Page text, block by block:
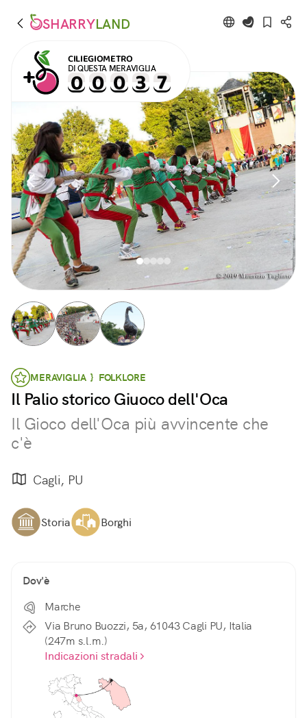
SHARRYLAND
CILIEGIOMETRO
DI QUESTA MERAVIGLIA
MERAVIGLIA } FOLKLORE
Il Palio storico Giuoco dell'Oca
Il Gioco dell'Oca più avvincente che
c'è
Cagli, PU
Storia Borghi
Dov'è
Marche
Via Bruno Buozzi, 5a, 61043 Cagli PU, Italia
(247m s.l.m.)
Indicazioni stradali